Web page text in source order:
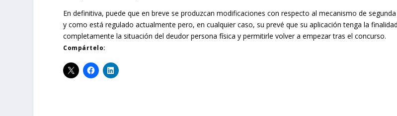
En definitiva, puede que en breve se produzcan modificaciones con respecto al mecanismo de
y como está regulado actualmente pero, en cualquier caso, su prevé que su aplicación tenga la
completamente la situación del deudor persona física y permitirle volver a empezar tras el concurso.
Compártelo: